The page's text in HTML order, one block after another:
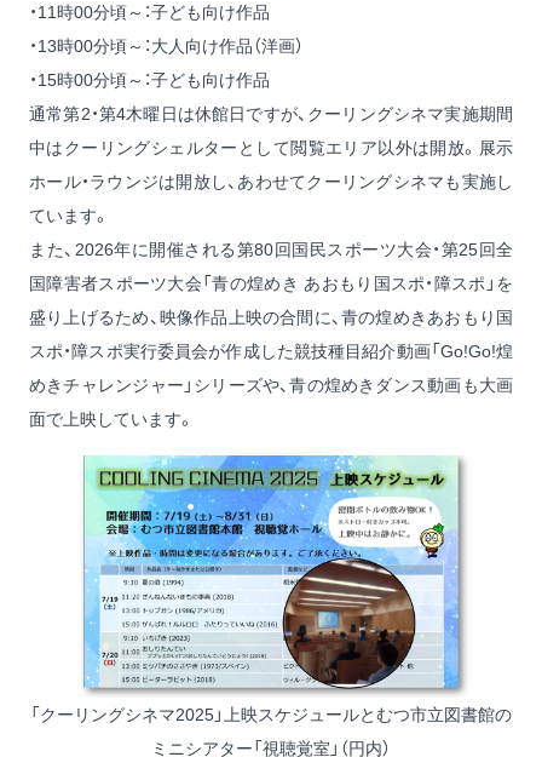
・11時00分頃～：子ども向け作品
・13時00分頃～：大人向け作品（洋画）
・15時00分頃～：子ども向け作品
通常第2・第4木曜日は休館日ですが、クーリングシネマ実施期間
中はクーリングシェルターとして閲覧エリア以外は開放。展示
ホール・ラウンジは開放し、あわせてクーリングシネマも実施し
ています。
また、2026年に開催される第80回国民スポーツ大会・第25回全
国障害者スポーツ大会「青の煌めき あおもり国スポ・障スポ」を
盛り上げるため、映像作品上映の合間に、青の煌めきあおもり国
スポ・障スポ実行委員会が作成した競技種目紹介動画「Go!Go!煌
めきチャレンジャー」シリーズや、青の煌めきダンス動画も大画
面で上映しています。
「クーリングシネマ2025」上映スケジュールとむつ市立図書館の
ミニシアター「視聴覚室」（円内）